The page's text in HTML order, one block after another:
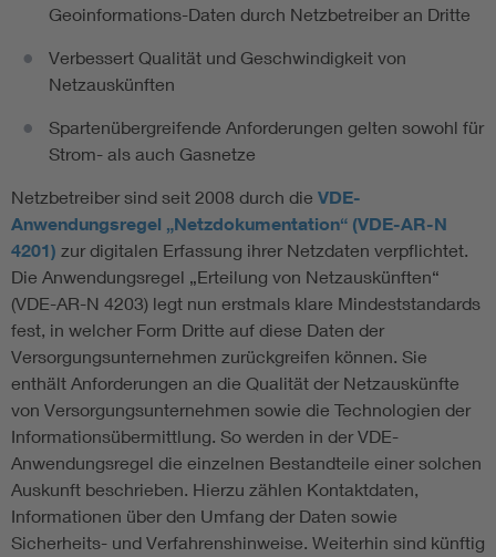
Umwelt- und Naturschutz
Regelsetzung
Geoinformations-Daten durch Netzbetreiber an Dritte
Verbessert Qualität und Geschwindigkeit von
Netzauskünften
Spartenübergreifende Anforderungen gelten sowohl für
Strom- als auch Gasnetze
Netzbetreiber sind seit 2008 durch die VDE-
Anwendungsregel „Netzdokumentation“ (VDE-AR-N
4201) zur digitalen Erfassung ihrer Netzdaten verpflichtet.
Die Anwendungsregel „Erteilung von Netzauskünften“
(VDE-AR-N 4203) legt nun erstmals klare Mindeststandards
fest, in welcher Form Dritte auf diese Daten der
Versorgungsunternehmen zurückgreifen können. Sie
enthält Anforderungen an die Qualität der Netzauskünfte
von Versorgungsunternehmen sowie die Technologien der
Informationsübermittlung. So werden in der VDE-
Anwendungsregel die einzelnen Bestandteile einer solchen
Auskunft beschrieben. Hierzu zählen Kontaktdaten,
Informationen über den Umfang der Daten sowie
Sicherheits- und Verfahrenshinweise. Weiterhin sind künftig